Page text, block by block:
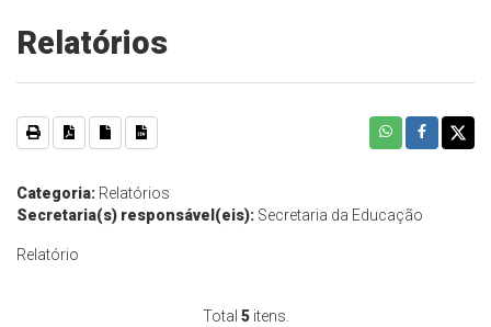
Relatórios
Categoria: Relatórios
Secretaria(s) responsável(eis): Secretaria da Educação
Relatório
Total 5itens.